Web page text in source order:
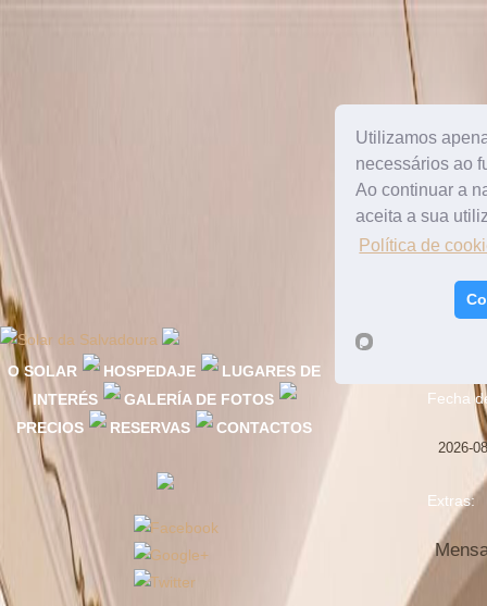
O SOLAR HOSPEDAJE
LUGARES DE
INTERÉS
GALERÍA DE FOTOS
PRECIOS
RESERVAS CONTACTOS
Fecha
Extras:
Utilizamos
necessários ao
Ao continuar a
aceita a sua
Política de